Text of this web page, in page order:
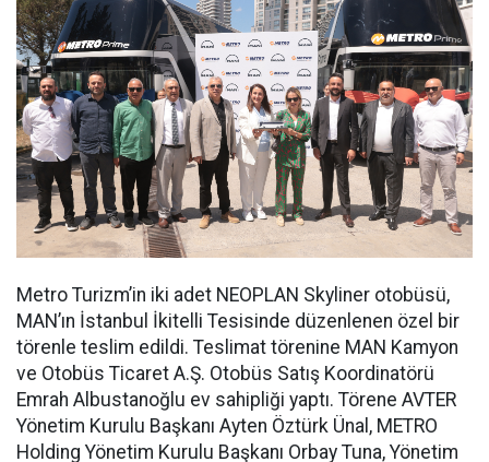
Metro Turizm’in iki adet NEOPLAN Skyliner otobüsü,
MAN’ın İstanbul İkitelli Tesisinde düzenlenen özel bir
törenle teslim edildi. Teslimat törenine MAN Kamyon
ve Otobüs Ticaret A.Ş. Otobüs Satış Koordinatörü
Emrah Albustanoğlu ev sahipliği yaptı. Törene AVTER
Yönetim Kurulu Başkanı Ayten Öztürk Ünal, METRO
Holding Yönetim Kurulu Başkanı Orbay Tuna, Yönetim